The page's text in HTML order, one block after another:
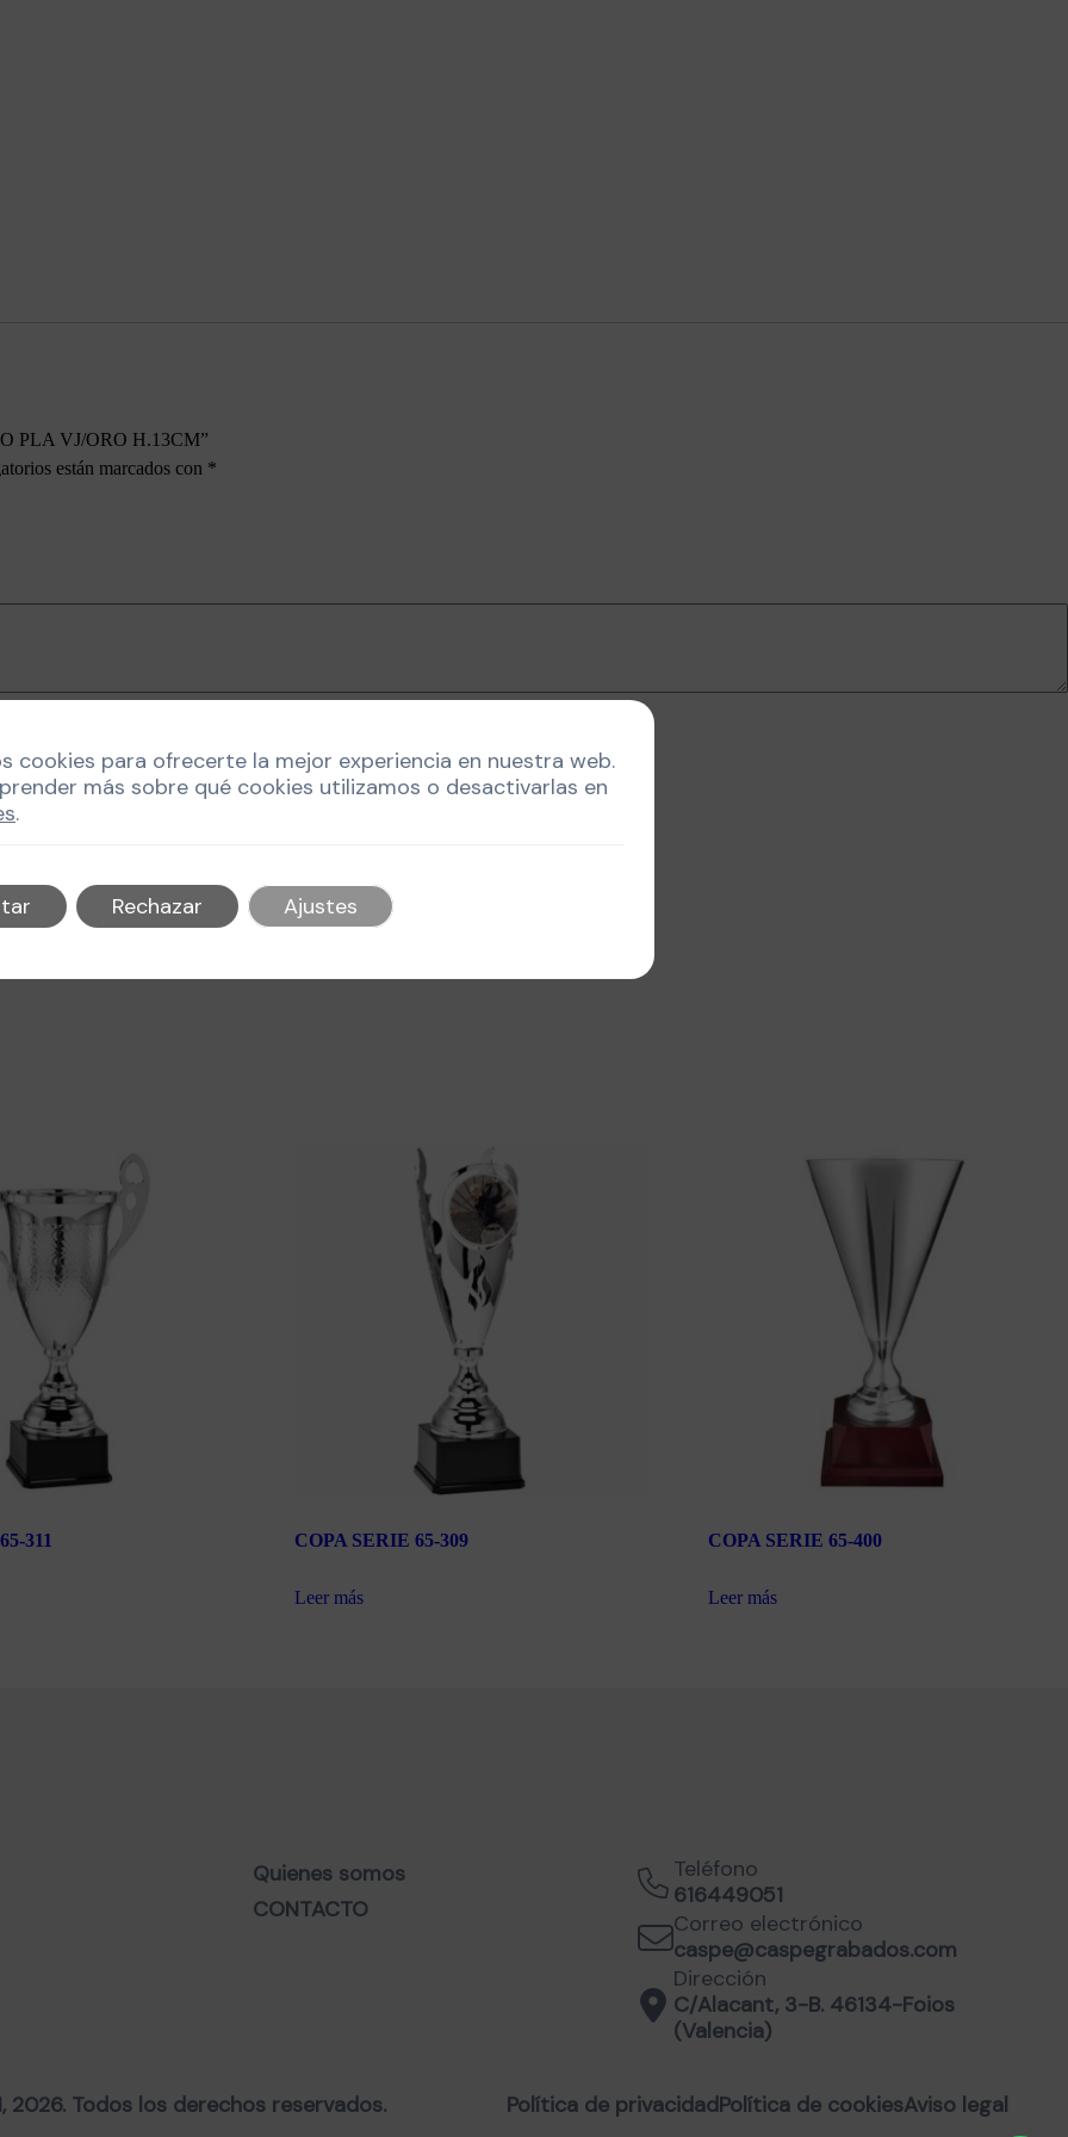
PLA VJ/ORO H.13CM”
están marcados con *
próxima vez que comente.
311 COPA SERIE 65-309
Leer más
COPA SERIE 65-400
Leer más
Quienes somos
CONTACTO
Teléfono
616449051
Correo electrónico
caspe@caspegrabados.com
Dirección
C/Alacant, 3-B. 46134-Foios
(Valencia)
2026. Todos los derechos reservados. Política de privacidadPolítica de cookiesAviso legal
cookies para ofrecerte la mejor experiencia en nuestra web.
más sobre qué cookies utilizamos o desactivarlas en
.
Rechazar Ajustes